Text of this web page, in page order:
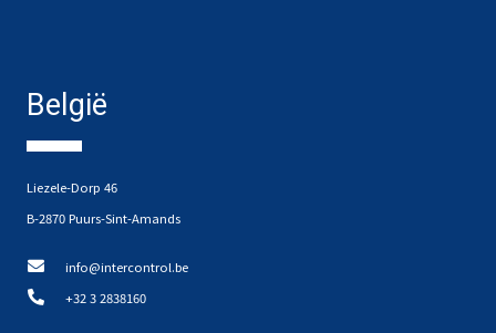
België
Liezele-Dorp 46
B-2870 Puurs-Sint-Amands
info@intercontrol.be
+32 3 2838160